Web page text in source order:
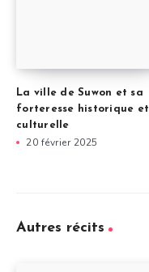
La ville de Suwon et sa
forteresse historique et
culturelle
20 février 2025
Autres récits